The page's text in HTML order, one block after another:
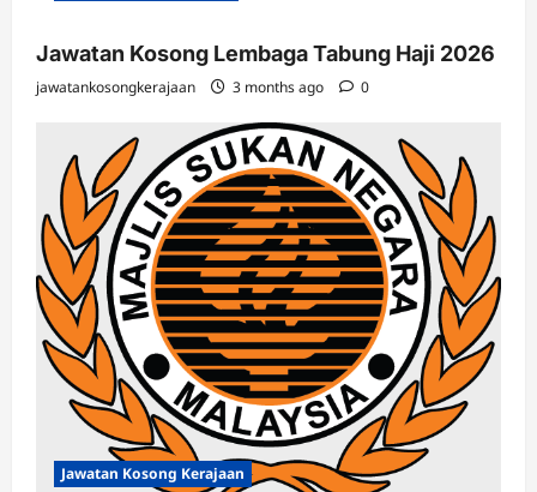
Jawatan Kosong Lembaga Tabung Haji 2026
jawatankosongkerajaan 3 months ago 0
Jawatan Kosong Kerajaan